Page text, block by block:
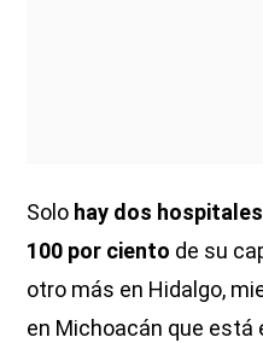
Solo hay dos
100 por ciento de su
otro más en Hidalgo,
en Michoacán que está